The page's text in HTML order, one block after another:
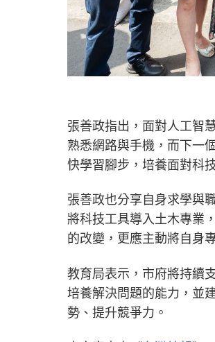
張善政指出，面對人工智
熟悉網路與手機，而下一
快學習腳步，培養面對科
張善政也分享自身求學與
將科技工具導入土木專業
的改變，更應主動將自身
教育局表示，市府將持續
培養解決問題的能力，並
勢、提升競爭力。